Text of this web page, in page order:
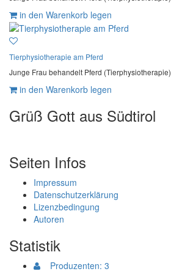
in den Warenkorb legen
Tierphysiotherapie am Pferd
Junge Frau behandelt Pferd (Tierphysiotherapie)
in den Warenkorb legen
Grüß Gott aus Südtirol
Seiten Infos
Impressum
Datenschutzerklärung
Lizenzbedingung
Autoren
Statistik
Produzenten: 3